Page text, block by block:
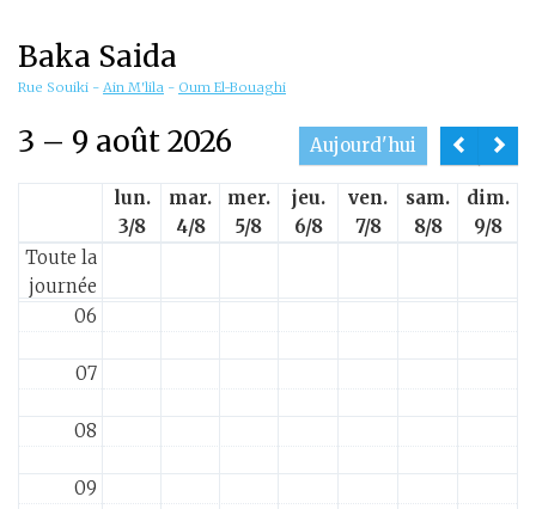
Baka Saida
Rue Souiki - Ain M'lila - Oum El-Bouaghi
3 – 9 août 2026 Aujourd'hui
lun.
3/8
mar.
4/8
mer.
5/8
jeu.
6/8
ven.
7/8
sam.
8/8
dim.
9/8
Toute la
journée
02
03
05
06
07
08
09